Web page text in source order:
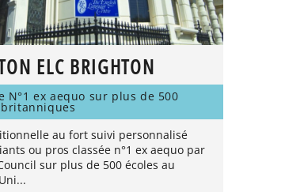
ELC BRIGHTON
N°1 ex aequo sur plus de 500
au fort suivi personnalisé
ou pros classée n°1 ex aequo par
sur plus de 500 écoles au